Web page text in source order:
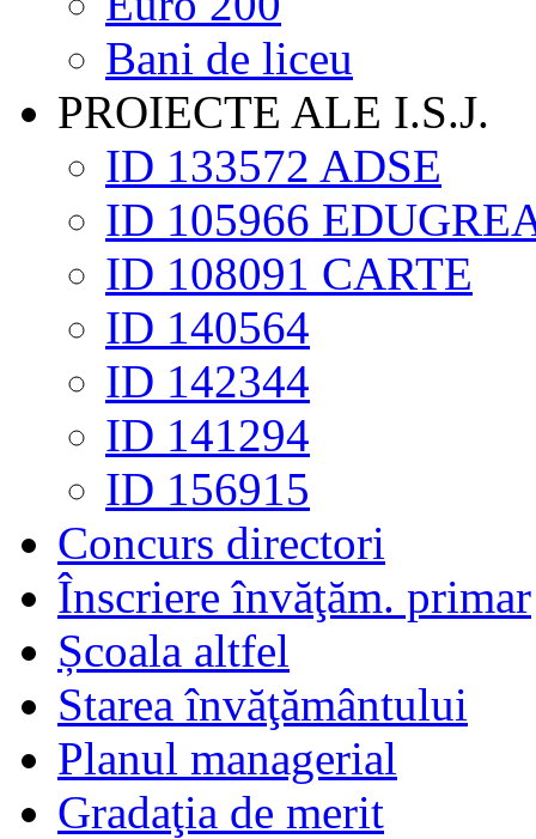
Bani de liceu
PROIECTE ALE I.S.J.
ID 133572 ADSE
ID 105966
ID 108091 CARTE
ID 140564
ID 142344
ID 141294
ID 156915
Concurs directori
Înscriere învăţăm. primar
Școala altfel
Starea învăţământului
Planul managerial
Gradaţia de merit